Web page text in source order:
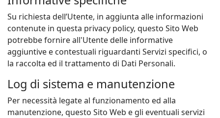
Su richiesta dell’Utente, in aggiunta alle informazioni
contenute in questa privacy policy, questo Sito Web
potrebbe fornire all'Utente delle informative
aggiuntive e contestuali riguardanti Servizi specifici, o
la raccolta ed il trattamento di Dati Personali.
Log di sistema e manutenzione
Per necessità legate al funzionamento ed alla
manutenzione, questo Sito Web e gli eventuali servizi